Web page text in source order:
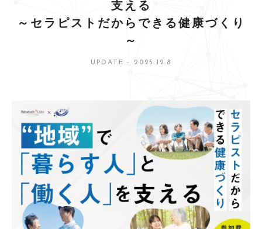
支える
～セラピストだからできる健康づくり
～
UPDATE - 2025.12.8